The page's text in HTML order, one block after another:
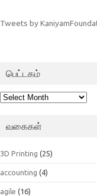
Tweets by
பெட்டகம்
பெட்டகம்
வகைகள்
3D Printing (25)
accounting (4)
agile (16)